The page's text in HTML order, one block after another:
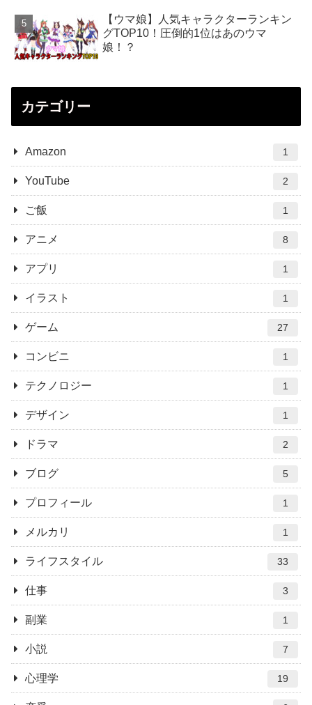
【ウマ娘】人気キャラクターランキン
グTOP10！圧倒的1位はあのウマ
娘！？
カテゴリー
Amazon 1
YouTube 2
ご飯 1
アニメ 8
アプリ 1
イラスト 1
ゲーム 27
コンビニ 1
テクノロジー 1
デザイン 1
ドラマ 2
ブログ 5
プロフィール 1
メルカリ 1
ライフスタイル 33
仕事 3
副業 1
小説 7
心理学 19